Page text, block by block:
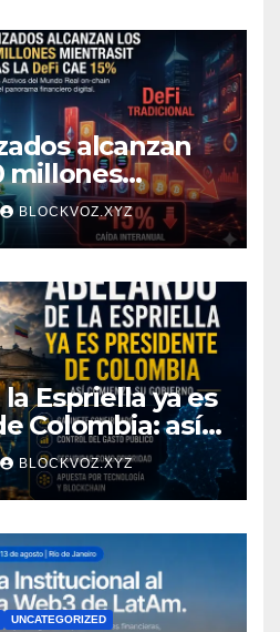
alcanzan
millones
cae 15%
BLOCKVOZ.XYZ
Espriella ya es
Colombia: así
gobierno y qué
para la
sector cripto
BLOCKVOZ.XYZ
UNCATEGORIZED